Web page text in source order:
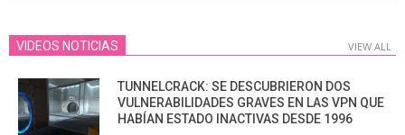
VIDEOS NOTICIAS VIEW ALL
TUNNELCRACK: SE DESCUBRIERON DOS
VULNERABILIDADES GRAVES EN LAS VPN QUE
HABÍAN ESTADO INACTIVAS DESDE 1996